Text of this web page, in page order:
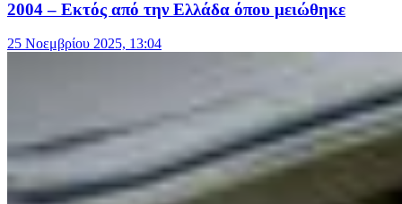
2004 – Εκτός από την Ελλάδα όπου μειώθηκε
25 Νοεμβρίου 2025, 13:04